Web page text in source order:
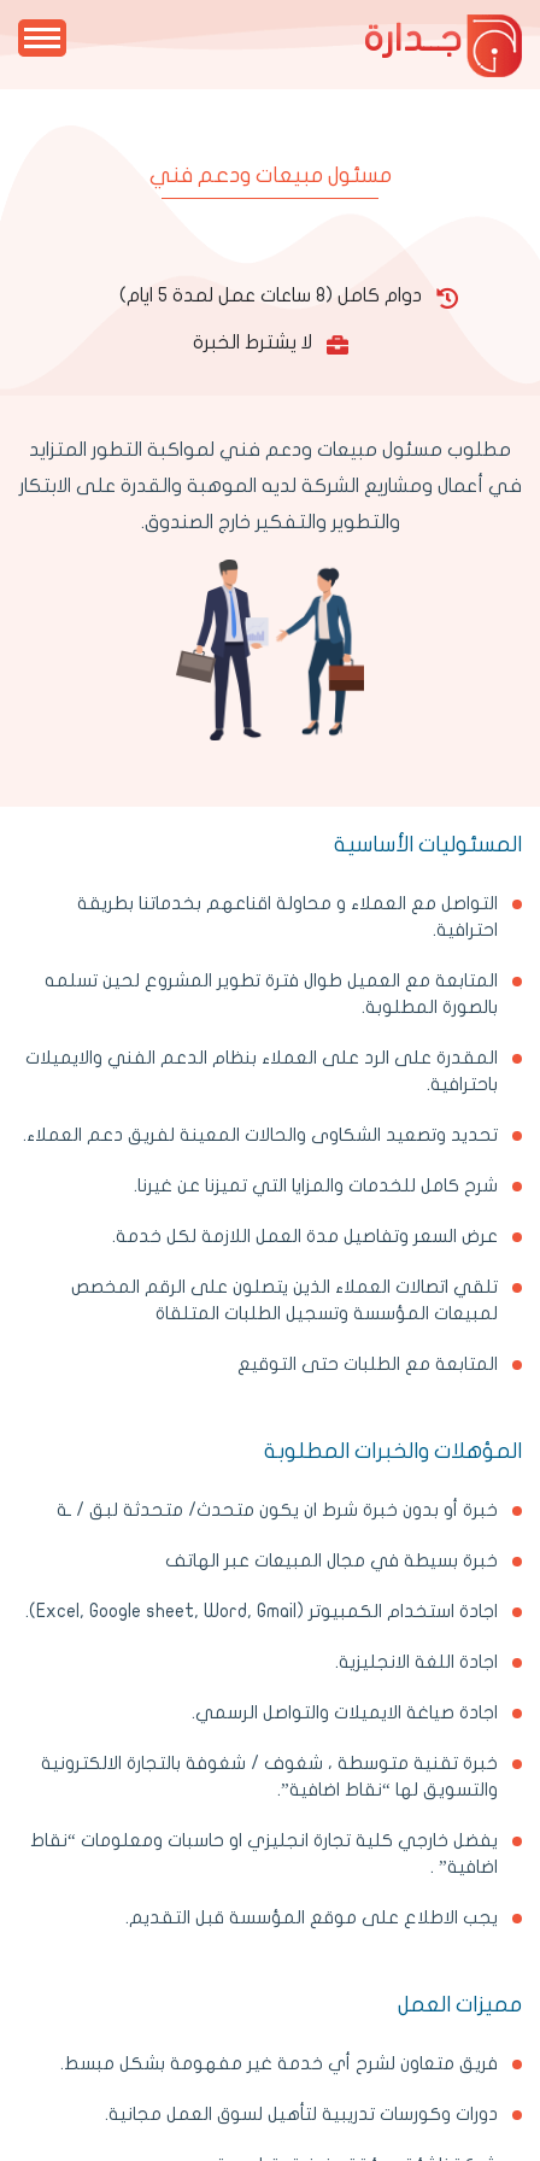
جــدارة
مسئول مبيعات ودعم فني
دوام كامل (8 ساعات عمل لمدة 5 ايام)
لا يشترط الخبرة
مطلوب مسئول مبيعات ودعم فني لمواكبة التطور المتزايد
في أعمال ومشاريع الشركة لديه الموهبة والقدرة على الابتكار
والتطوير والتفكير خارج الصندوق.
المسئوليات الأساسية
التواصل مع العملاء و محاولة اقناعهم بخدماتنا بطريقة
احترافية.
المتابعة مع العميل طوال فترة تطوير المشروع لحين تسلمه
بالصورة المطلوبة.
المقدرة على الرد على العملاء بنظام الدعم الفني والايميلات
باحترافية.
تحديد وتصعيد الشكاوى والحالات المعينة لفريق دعم العملاء.
شرح كامل للخدمات والمزايا التي تميزنا عن غيرنا.
عرض السعر وتفاصيل مدة العمل اللازمة لكل خدمة.
تلقي اتصالات العملاء الذين يتصلون على الرقم المخصص
لمبيعات المؤسسة وتسجيل الطلبات المتلقاة
المتابعة مع الطلبات حتى التوقيع
المؤهلات والخبرات المطلوبة
خبرة أو بدون خبرة شرط ان يكون متحدث/ متحدثة لبق / ـة
خبرة بسيطة في مجال المبيعات عبر الهاتف
اجادة استخدام الكمبيوتر (Excel, Google sheet, Word, Gmail).
اجادة اللغة الانجليزية.
اجادة صياغة الايميلات والتواصل الرسمي.
خبرة تقنية متوسطة ، شغوف / شغوفة بالتجارة الالكترونية
والتسويق لها “نقاط اضافية”.
يفضل خارجي كلية تجارة انجليزي او حاسبات ومعلومات “نقاط
اضافية” .
يجب الاطلاع على موقع المؤسسة قبل التقديم.
مميزات العمل
فريق متعاون لشرح أي خدمة غير مفهومة بشكل مبسط.
دورات وكورسات تدريبية لتأهيل لسوق العمل مجانية.